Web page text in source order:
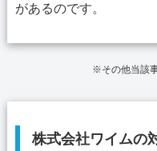
があるのです。
※その他当該
株式会社ワイムの